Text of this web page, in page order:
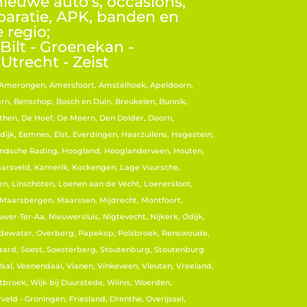
APK, banden en
regio;
- Groenekan -
- Zeist
Amersfoort, Amstelhoek, Apeldoorn,
Benschop, Bosch en Duin, Breukelen, Bunnik,
De Hoef, De Meern, Den Dolder, Doorn,
Eemnes, Elst, Everdingen, Haarzuilens, Hagestein,
Rading, Hoogland, Hooglanderveen, Houten,
Kamerik, Kockengen, Lage Vuursche,
Linschoten, Loenen aan de Vecht, Loenersloot,
Maarssen, Mijdrecht, Montfoort,
Ter-Aa, Nieuwersluis, Nigtevecht, Nijkerk, Odijk,
Overberg, Papekop, Polsbroek, Renswoude,
Soest, Soesterberg, Stoutenburg, Stoutenburg
Veenendaal, Vianen, Vinkeveen, Vleuten, Vreeland,
Wijk bij Duurstede, Wilnis, Woerden,
- Groningen, Friesland, Drenthe, Overijssel,